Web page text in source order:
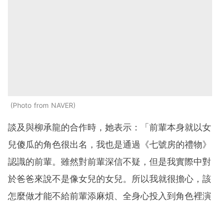
Photo from NAVER
談及與柳承龍的合作時，她表示：「前輩本身就以女
兒傻瓜的角色很出名，我也是通過《七號房的禮物》
認識的前輩。雖然對前輩深信不疑，但是我實際中對
於爸爸來說不是像女兒的女兒。所以我就很擔心，該
怎麼做才能不給前輩添麻煩、全身心投入到角色裡演